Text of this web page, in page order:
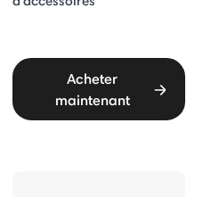
Acheter
maintenant